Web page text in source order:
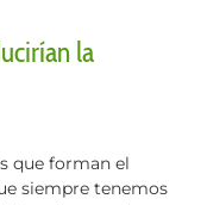
la
que forman el
siempre tenemos